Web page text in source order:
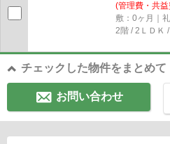
(管理費・共
敷：0ヶ月｜
2階 / 2ＬＤＫ
チェックした物件をまとめて
お問い合わせ